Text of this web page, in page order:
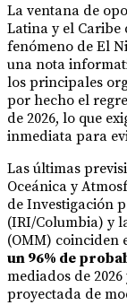
La ventana de
Latina y el Caribe
fenómeno de El
una nota
los principales
por hecho el
de 2026, lo que
inmediata para
Las últimas
Oceánica y
de Investigación
(IRI/Columbia) y
(OMM) coinciden
un 96% de
mediados de
proyectada de